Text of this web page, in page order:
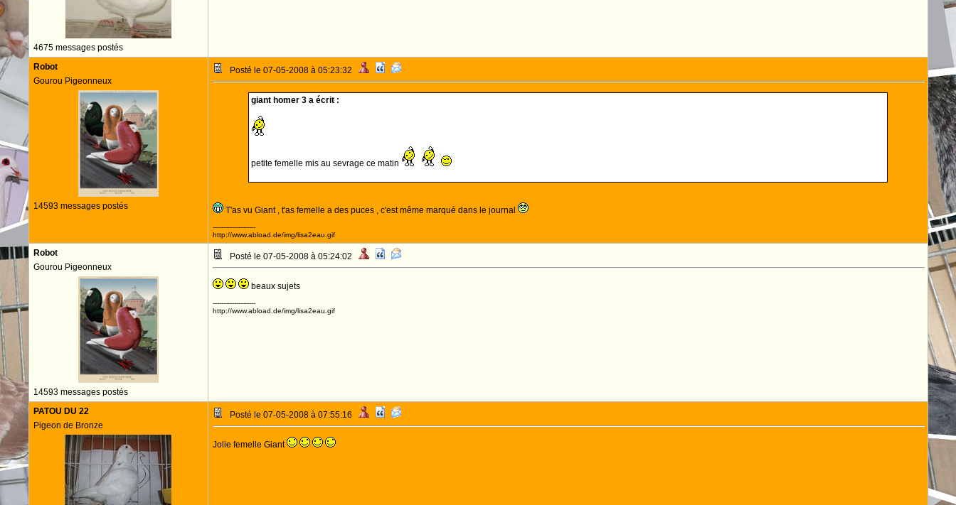
4675 messages postés
Robot
Gourou Pigeonneux
14593 messages postés
Posté le 07-05-2008 à 05:23:32
giant homer 3 a écrit :
petite femelle mis au sevrage ce matin
T'as vu Giant , t'as femelle a des puces , c'est même marqué dans le journal
--------------------
http://www.abload.de/img/lisa2eau.gif
Robot
Gourou Pigeonneux
14593 messages postés
Posté le 07-05-2008 à 05:24:02
beaux sujets
--------------------
http://www.abload.de/img/lisa2eau.gif
PATOU DU 22
Pigeon de Bronze
Posté le 07-05-2008 à 07:55:16
Jolie femelle Giant